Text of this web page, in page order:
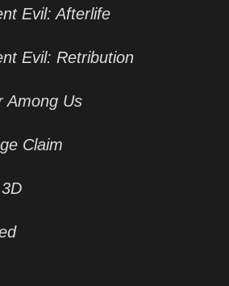
Evil: Afterlife
Evil: Retribution
Among Us
Claim